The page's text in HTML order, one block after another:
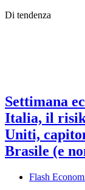
Di tendenza
Settimana
Italia, il
Uniti,
Brasile (e
Flash